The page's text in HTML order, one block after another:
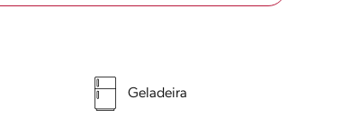
Geladeira